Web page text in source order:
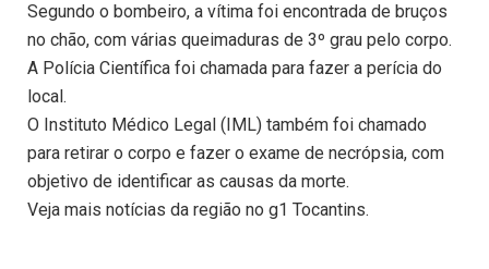
Segundo o bombeiro, a vítima foi encontrada de bruços
no chão, com várias queimaduras de 3º grau pelo corpo.
A Polícia Científica foi chamada para fazer a perícia do
local.
O Instituto Médico Legal (IML) também foi chamado
para retirar o corpo e fazer o exame de necrópsia, com
objetivo de identificar as causas da morte.
Veja mais notícias da região no g1 Tocantins.